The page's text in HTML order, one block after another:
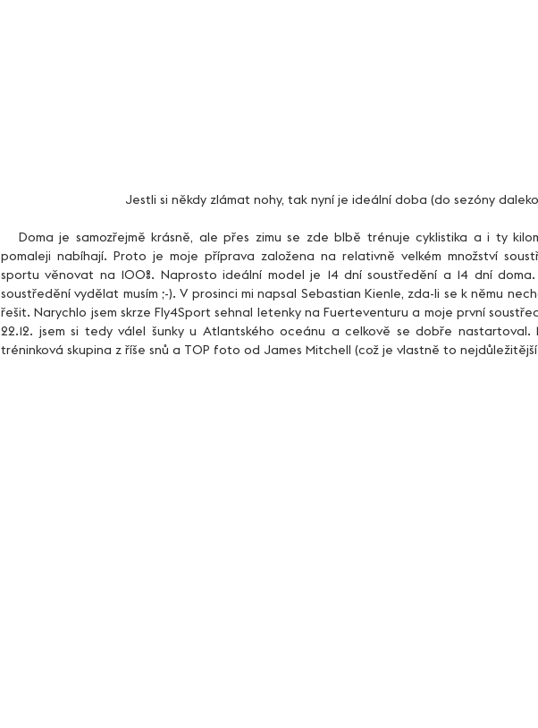
Jestli si někdy zlámat nohy, tak nyní je ideální doba (do sezóny
pomaleji nabíhají. Proto je moje příprava založena na relativně velkém množství
sportu věnovat na 100%. Naprosto ideální model je 14 dní soustředění a 14 dní
soustředění vydělat musím ;-). V prosinci mi napsal Sebastian Kienle, zda-li se k němu
řešit. Narychlo jsem skrze Fly4Sport sehnal letenky na Fuerteventuru a moje první
22.12. jsem si tedy válel šunky u Atlantského oceánu a celkově se dobře
tréninková skupina z říše snů a TOP foto od James Mitchell (což je vlastně to